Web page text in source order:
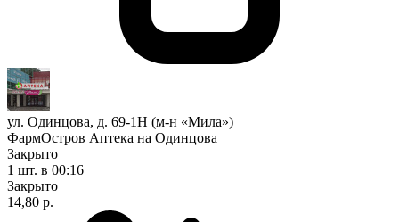
ул. Одинцова, д. 69-1Н (м-н «Мила»)
ФармОстров Аптека на Одинцова
Закрыто
1 шт. в 00:16
Закрыто
14,80 р.